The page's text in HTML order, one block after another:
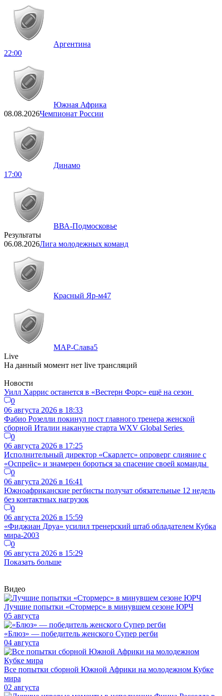
Аргентина
22:00
Южная Африка
08.08.2026Чемпионат России
Динамо
17:00
ВВА-Подмосковье
Результаты
06.08.2026Лига молодежных команд
Красный Яр-м47
МАР-Слава5
Live
На данный момент нет live трансляций
Новости
Уилл Харрис останется в «Вестерн Форс» ещё на сезон
0
06 августа 2026 в 18:33
Фабио Розелли покинул пост главного тренера женской
сборной Италии накануне старта WXV Global Series
0
06 августа 2026 в 17:25
Исполнительный директор «Скарлетс» опроверг слияние с
«Оспрейс» и знамерен бороться за спасение своей команды
0
06 августа 2026 в 16:41
Южноафриканские регбисты получат обязательные 12 недель
без контактных нагрузок
0
06 августа 2026 в 15:59
«Фиджиан Друа» усилил тренерский штаб обладателем Кубка
мира-2003
0
06 августа 2026 в 15:29
Показать больше
Видео
Лучшие попытки «Стормерс» в минувшем сезоне ЮРЧ
05 августа
«Блюз» — победитель женского Супер регби
04 августа
Все попытки сборной Южной Африки на молодежном Кубке
мира
02 августа